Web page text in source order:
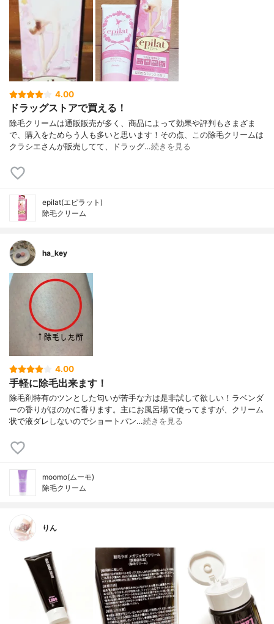
4.00
ドラッグストアで買える！
除毛クリームは通販販売が多く、商品によって効果や評判もさまざま
で、購入をためらう人も多いと思います！その点、この除毛クリームは
クラシエさんが販売してて、ドラッグ…続きを見る
epilat(エピラット)
除毛クリーム
ha_key
4.00
手軽に除毛出来ます！
除毛剤特有のツンとした匂いが苦手な方は是非試して欲しい！ラベンダ
ーの香りがほのかに香ります。主にお風呂場で使ってますが、クリーム
状で液ダレしないのでショートパン…続きを見る
moomo(ムーモ)
除毛クリーム
りん